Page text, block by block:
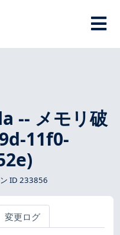
-- メモリ破
11f0-
ID 233856
変更ログ